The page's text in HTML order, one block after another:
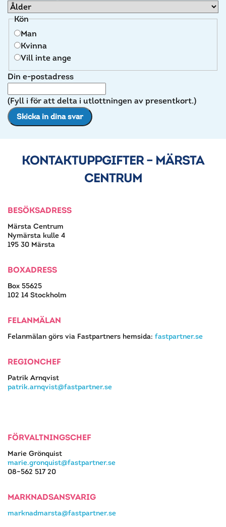
Kön
Man
Kvinna
Vill inte ange
Din e-postadress
(Fyll i för att delta i utlottningen av presentkort.)
KONTAKTUPPGIFTER – MÄRSTA
CENTRUM
BESÖKSADRESS
Märsta Centrum
Nymärsta kulle 4
195 30 Märsta
BOXADRESS
Box 55625
102 14 Stockholm
FELANMÄLAN
Felanmälan görs via Fastpartners hemsida: fastpartner.se
REGIONCHEF
Patrik Arnqvist
patrik.arnqvist@fastpartner.se
FÖRVALTNINGSCHEF
Marie Grönquist
marie.gronquist@fastpartner.se
08–562 517 20
MARKNADSANSVARIG
marknadmarsta@fastpartner.se